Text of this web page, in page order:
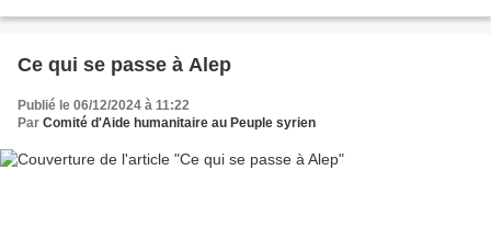
Ce qui se passe à Alep
Publié le 06/12/2024 à 11:22
Par Comité d'Aide humanitaire au Peuple syrien